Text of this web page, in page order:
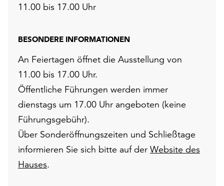
11.00 bis 17.00 Uhr
BESONDERE INFORMATIONEN
An Feiertagen öffnet die Ausstellung von
11.00 bis 17.00 Uhr.
Öffentliche Führungen werden immer
dienstags um 17.00 Uhr angeboten (keine
Führungsgebühr).
Über Sonderöffnungszeiten und Schließtage
informieren Sie sich bitte auf der Website des
Hauses.